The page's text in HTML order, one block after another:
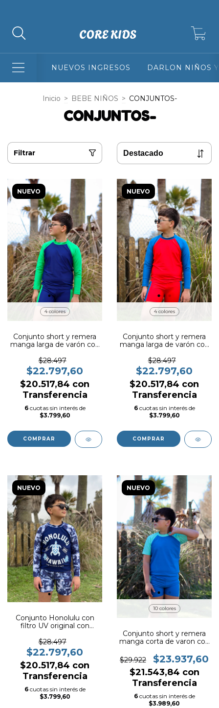
NUEVOS INGRESOS DARLON NIÑOS
Inicio > BEBE NIÑOS > CONJUNTOS-
CONJUNTOS-
Filtrar
NUEVO
4 colores
Conjunto short y remera
manga larga de varón con
certificado oficial
$28.497
$22.797,60
$20.517,84 con
Transferencia
6 cuotas sin interés de
$3.799,60
COMPRAR
NUEVO
4 colores
Conjunto short y remera
manga larga de varón con
certificado oficial
$28.497
$22.797,60
$20.517,84 con
Transferencia
6 cuotas sin interés de
$3.799,60
COMPRAR
NUEVO
Conjunto Honolulu con
filtro UV original con
$28.497
$22.797,60
$20.517,84 con
Transferencia
6 cuotas sin interés de
$3.799,60
NUEVO
10 colores
Conjunto short y remera
manga corta de varon con
certificado oficial
$29.922 $23.937,60
$21.543,84 con
Transferencia
6 cuotas sin interés de
$3.989,60